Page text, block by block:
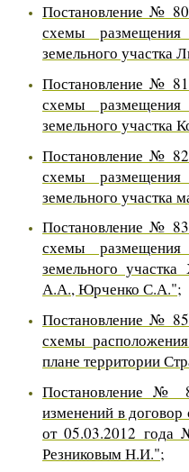
Постановление №
схемы
земельного участка
Постановление №
схемы
земельного участка
Постановление №
схемы
земельного участка
Постановление №
схемы
земельного
А.А., Юрченко С.А.";
Постановление №
схемы
плане территории
Постановление №
изменений в
от 05.03.2012 года
Резниковым Н.И.";